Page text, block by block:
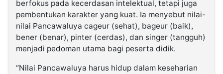
berfokus pada kecerdasan intelektual, tetapi juga
pembentukan karakter yang kuat. Ia menyebut nilai-
nilai Pancawaluya cageur (sehat), bageur (baik),
bener (benar), pinter (cerdas), dan singer (tangguh)
menjadi pedoman utama bagi peserta didik.
“Nilai Pancawaluya harus hidup dalam keseharian